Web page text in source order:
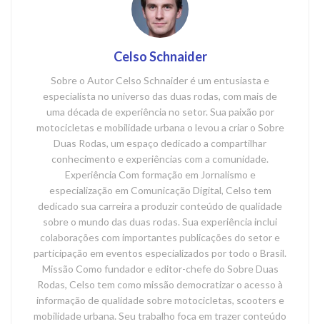
Celso Schnaider
Sobre o Autor Celso Schnaider é um entusiasta e
especialista no universo das duas rodas, com mais de
uma década de experiência no setor. Sua paixão por
motocicletas e mobilidade urbana o levou a criar o Sobre
Duas Rodas, um espaço dedicado a compartilhar
conhecimento e experiências com a comunidade.
Experiência Com formação em Jornalismo e
especialização em Comunicação Digital, Celso tem
dedicado sua carreira a produzir conteúdo de qualidade
sobre o mundo das duas rodas. Sua experiência inclui
colaborações com importantes publicações do setor e
participação em eventos especializados por todo o Brasil.
Missão Como fundador e editor-chefe do Sobre Duas
Rodas, Celso tem como missão democratizar o acesso à
informação de qualidade sobre motocicletas, scooters e
mobilidade urbana. Seu trabalho foca em trazer conteúdo